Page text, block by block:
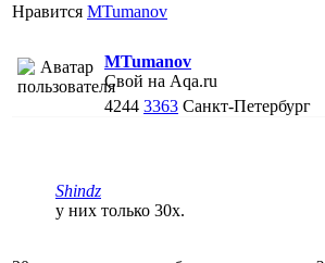
Нравится MTumanov
MTumanov
Свой на Aqa.ru
4244 3363 Санкт-Петербург
Shindz
у них только 30х.